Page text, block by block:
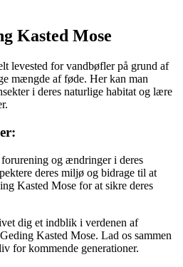
Kasted Mose
levested for vandbøfler på grund af
mængde af føde. Her kan man
i deres naturlige habitat og lære
og ændringer i deres
deres miljø og bidrage til at
Kasted Mose for at sikre deres
dig et indblik i verdenen af
Kasted Mose. Lad os sammen
for kommende generationer.